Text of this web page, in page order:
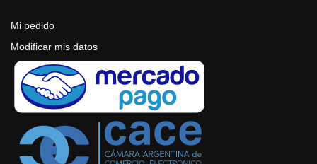
Mi pedido
Modificar mis datos